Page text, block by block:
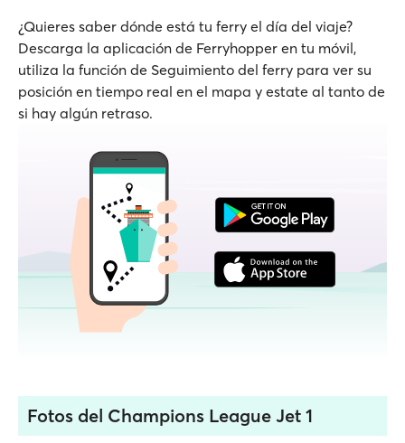
¿Quieres saber dónde está tu ferry el día del viaje?
Descarga la aplicación de Ferryhopper en tu móvil,
utiliza la función de Seguimiento del ferry para ver su
posición en tiempo real en el mapa y estate al tanto de
si hay algún retraso.
Fotos del Champions League Jet 1